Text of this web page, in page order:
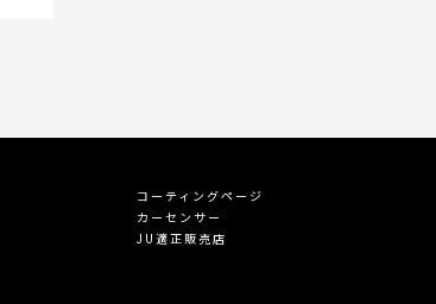
コーティングページ
カーセンサー
JU適正販売店